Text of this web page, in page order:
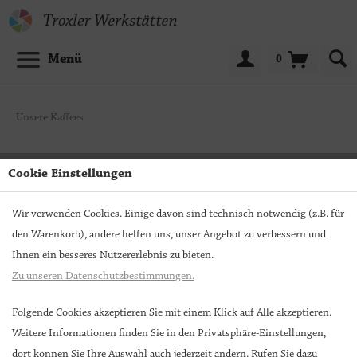
Menü 0
Unsere Kaffees
Halbstarker (50% Koffein/ 50%
Cookie Einstellungen
Wir verwenden Cookies. Einige davon sind technisch notwendig (z.B. für
den Warenkorb), andere helfen uns, unser Angebot zu verbessern und
Ihnen ein besseres Nutzererlebnis zu bieten.
Zu unseren Datenschutzbestimmungen.
Folgende Cookies akzeptieren Sie mit einem Klick auf Alle akzeptieren.
Weitere Informationen finden Sie in den Privatsphäre-Einstellungen,
dort können Sie Ihre Auswahl auch jederzeit ändern. Rufen Sie dazu